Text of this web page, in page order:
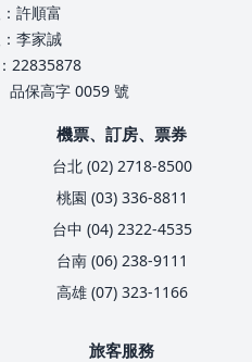
許順富
李家誠
22835878
品保高字 0059 號
機票、訂房、票券
台北 (02) 2718-8500
桃園 (03) 336-8811
台中 (04) 2322-4535
台南 (06) 238-9111
高雄 (07) 323-1166
旅客服務